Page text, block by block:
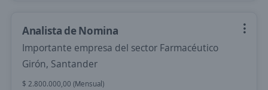
Analista de Nomina
Importante empresa del sector Farmacéutico
Girón, Santander
$ 2.800.000,00 (Mensual)